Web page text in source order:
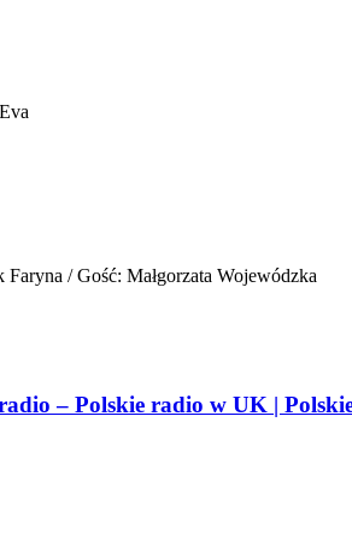
Faryna / Gość: Małgorzata Wojewódzka